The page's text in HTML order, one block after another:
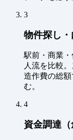
3
物件探し・
駅前・商業
人流を比較
造作費の総
む。
4
資金調達（